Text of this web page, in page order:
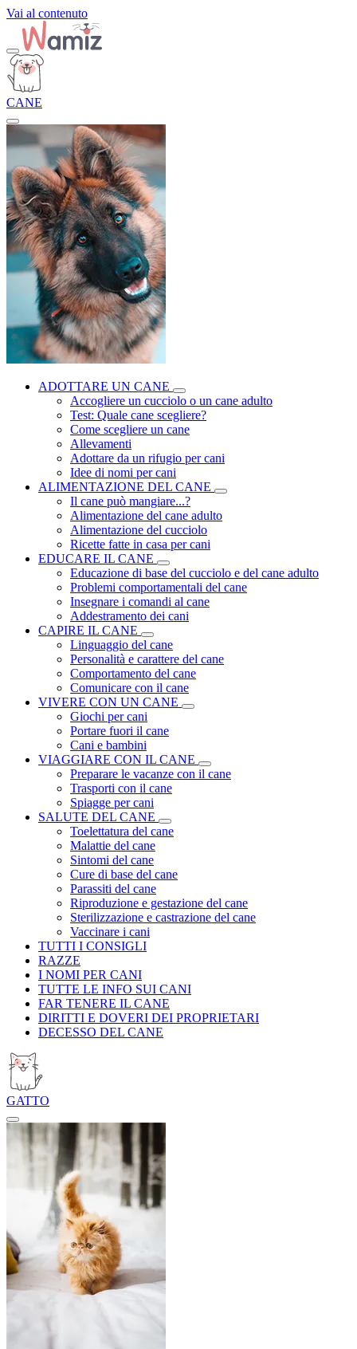
Vai al contenuto
CANE
ADOTTARE UN CANE
Accogliere un cucciolo o un cane adulto
Test: Quale cane scegliere?
Come scegliere un cane
Allevamenti
Adottare da un rifugio per cani
Idee di nomi per cani
ALIMENTAZIONE DEL CANE
Il cane può mangiare...?
Alimentazione del cane adulto
Alimentazione del cucciolo
Ricette fatte in casa per cani
EDUCARE IL CANE
Educazione di base del cucciolo e del cane adulto
Problemi comportamentali del cane
Insegnare i comandi al cane
Addestramento dei cani
CAPIRE IL CANE
Linguaggio del cane
Personalità e carattere del cane
Comportamento del cane
Comunicare con il cane
VIVERE CON UN CANE
Giochi per cani
Portare fuori il cane
Cani e bambini
VIAGGIARE CON IL CANE
Preparare le vacanze con il cane
Trasporti con il cane
Spiagge per cani
SALUTE DEL CANE
Toelettatura del cane
Malattie del cane
Sintomi del cane
Cure di base del cane
Parassiti del cane
Riproduzione e gestazione del cane
Sterilizzazione e castrazione del cane
Vaccinare i cani
TUTTI I CONSIGLI
RAZZE
I NOMI PER CANI
TUTTE LE INFO SUI CANI
FAR TENERE IL CANE
DIRITTI E DOVERI DEI PROPRIETARI
DECESSO DEL CANE
GATTO